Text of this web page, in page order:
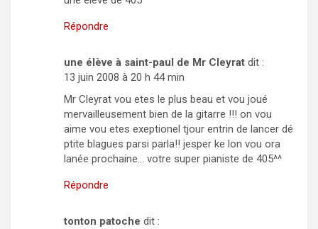
Répondre
une élève à saint-paul de Mr Cleyrat dit :
13 juin 2008 à 20 h 44 min
Mr Cleyrat vou etes le plus beau et vou joué
mervailleusement bien de la gitarre !!! on vou
aime vou etes exeptionel tjour entrin de lancer dé
ptite blagues parsi parla!! jesper ke lon vou ora
lanée prochaine… votre super pianiste de 405^^
Répondre
tonton patoche dit :